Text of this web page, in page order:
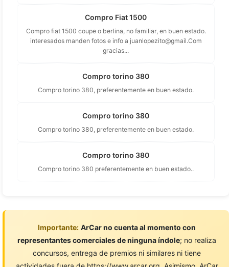
Compro Fiat 1500
Compro fiat 1500 coupe o berlina, no familiar, en buen estado.
interesados manden fotos e info a juanlopezito@gmail.Com
gracias...
Compro torino 380
Compro torino 380, preferentemente en buen estado.
Compro torino 380
Compro torino 380, preferentemente en buen estado.
Compro torino 380
Compro torino 380 preferentemente en buen estado..
Importante: ArCar no cuenta al momento con
representantes comerciales de ninguna índole; no realiza
concursos, entrega de premios ni similares ni tiene